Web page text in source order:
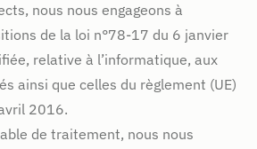
nous nous engageons à
de la loi n°78-17 du 6 janvier
relative à l’informatique, aux
ainsi que celles du règlement (UE)
2016.
de traitement, nous nous